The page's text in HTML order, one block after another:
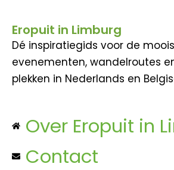
Eropuit in Limburg
Dé inspiratiegids voor de
evenementen, wandelroutes
plekken in Nederlands en
Over Eropuit in
Contact